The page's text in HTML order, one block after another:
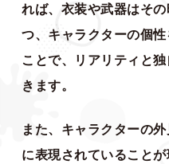
れば、衣装や武器はそ
つ、キャラクターの個
ことで、リアリティと
きます。
また、キャラクターの
に表現されていること